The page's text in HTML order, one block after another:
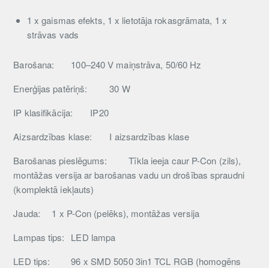
1 x gaismas efekts, 1 x lietotāja rokasgrāmata, 1 x
strāvas vads
Barošana:
100–240 V maiņstrāva, 50/60 Hz
Enerģijas patēriņš:
30 W
IP klasifikācija:
IP20
Aizsardzības klase:
I aizsardzības klase
Barošanas pieslēgums:
Tīkla ieeja caur P-Con (zils),
montāžas versija ar barošanas vadu un drošības spraudni
(komplektā iekļauts)
Jauda:
1 x P-Con (pelēks), montāžas versija
Lampas tips:
LED lampa
LED tips:
96 x SMD 5050 3in1 TCL RGB (homogēns